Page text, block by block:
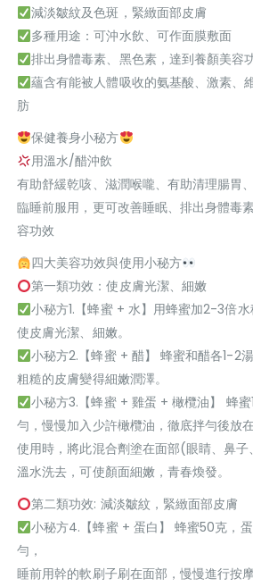
減淡皺紋及色斑，緊緻面部皮膚
多種用途：可沖水飲、可作面膜敷面
排出身體毒素、黑色素，達到養顏美容
蘊含有能被人體吸收的氨基酸、激素、
肪
保健養身小秘方
用溫水/醋沖飲
有助舒緩乾咳、滋潤喉嚨、有助清理腸胃
臨睡前服用，更可改善睡眠、排出身體毒
容功效
四大美容功效與使用小秘方
第一類功效：使皮膚光潔、細嫩
小秘方1.【蜂蜜 + 水】用蜂蜜加2-3倍
使皮膚光潔、細嫩。
小秘方2.【蜂蜜 + 醋】 蜂蜜和醋各1-2
粗糙的皮膚變得細嫩潤澤。
小秘方3.【蜂蜜 + 雞蛋 + 橄欖油】 蜂
勻，慢慢加入少許橄欖油，徹底拌勻後放
使用時，將此混合劑塗在面部(眼睛、鼻
溫水洗去，可使顏面細嫩，青春煥發。
第二類功效: 減淡皺紋，緊緻面部皮膚
小秘方4.【蜂蜜 + 蛋白】 蜂蜜50克，
勻，
睡前用幹的軟刷子刷在面部，慢慢進行按